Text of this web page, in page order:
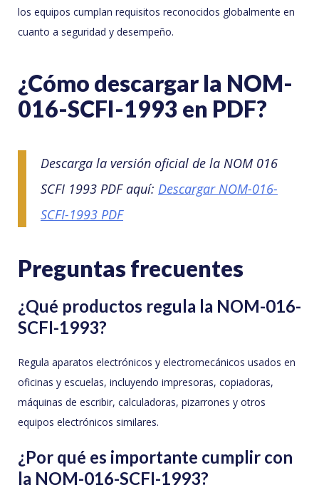
los equipos cumplan requisitos reconocidos globalmente en
cuanto a seguridad y desempeño.
¿Cómo descargar la NOM-
016-SCFI-1993 en PDF?
Descarga la versión oficial de la NOM 016
SCFI 1993 PDF aquí: Descargar NOM-016-
SCFI-1993 PDF
Preguntas frecuentes
¿Qué productos regula la NOM-016-
SCFI-1993?
Regula aparatos electrónicos y electromecánicos usados en
oficinas y escuelas, incluyendo impresoras, copiadoras,
máquinas de escribir, calculadoras, pizarrones y otros
equipos electrónicos similares.
¿Por qué es importante cumplir con
la NOM-016-SCFI-1993?